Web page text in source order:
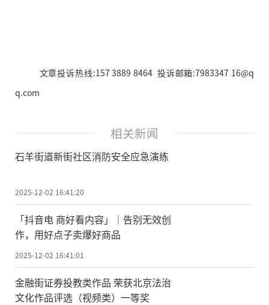
文章投诉热线:157 3889 8464 投诉邮箱:7983347 16@q
q.com
相关新闻
石羊街道新街社区消防安全应急演练
2025-12-02 16:41:20
「抖音电 商好看内容」｜告别无效创
作，用好点子卖爆好商品
2025-12-02 16:41:01
金融街证券投教类作品 荣获北京法治
文化作品评选（视频类）一等奖